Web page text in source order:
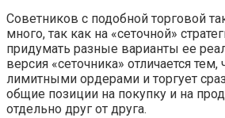
Советников с подобной торговой
много, так как на «сеточной»
придумать разные варианты ее
версия «сеточника» отличается тем,
лимитными ордерами и торгует
общие позиции на покупку и на
отдельно друг от друга.